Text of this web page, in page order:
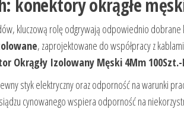
konektory okrągłe
kluczową rolę odgrywają odpowiednio
, zaprojektowane do współpracy z
Okrągły Izolowany Męski 4Mm 100Szt.-
styk elektryczny oraz odporność na warunki
cynowanego wspiera odporność na